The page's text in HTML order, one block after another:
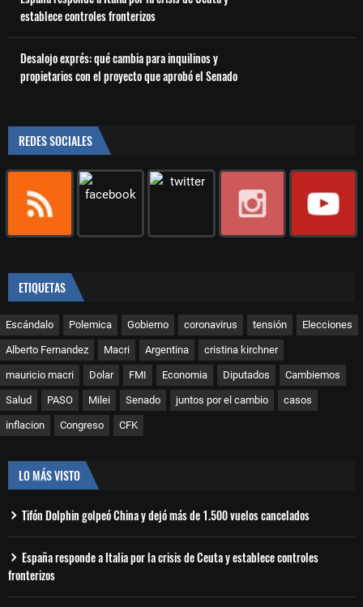
establece controles fronterizos
Desalojo exprés: qué cambia para inquilinos y
propietarios con el proyecto que aprobó el Senado
REDES SOCIALES
ETIQUETAS
Escándalo Polemica Gobierno coronavirus tensión Elecciones
Alberto Fernandez Macri Argentina cristina kirchner
mauricio macri Dolar FMI Economia Diputados Cambiemos
Salud PASO Milei Senado juntos por el cambio casos
inflacion Congreso CFK
LO MÁS VISTO
Tifón Dolphin golpeó China y dejó más de 1.500 vuelos cancelados
España responde a Italia por la crisis de Ceuta y establece controles
fronterizos